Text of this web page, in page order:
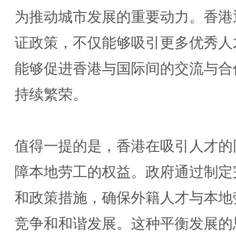
为推动城市发展的重要动力。香
证政策，不仅能够吸引更多优秀
能够促进香港与国际间的交流与
持续繁荣。
值得一提的是，香港在吸引人才
障本地劳工的权益。政府通过制
和政策措施，确保外籍人才与本
竞争和和谐发展。这种平衡发展